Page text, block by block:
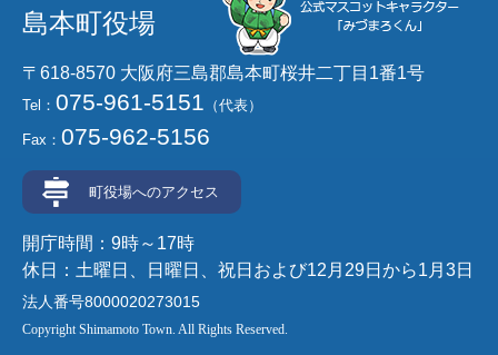
島本町役場
〒618-8570 大阪府三島郡島本町桜井二丁目1番1号
Tel： 075-961-5151 （代表）
Fax： 075-962-5156
町役場へのアクセス
開庁時間：9時～17時
休日：土曜日、日曜日、祝日および12月29日から1月3日
法人番号8000020273015
Copyright Shimamoto Town. All Rights Reserved.